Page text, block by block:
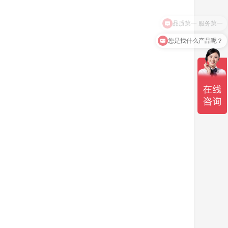
您是找什么产品呢？